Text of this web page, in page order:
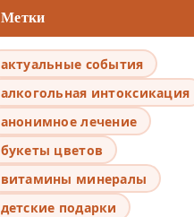
Метки
актуальные события
алкогольная интоксикация
анонимное лечение
букеты цветов
витамины минералы
детские подарки